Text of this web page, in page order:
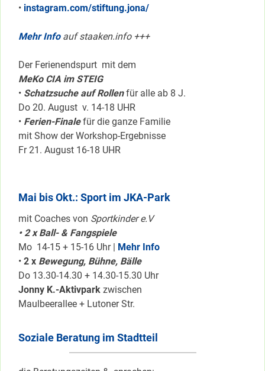
• instagram.com/stiftung.jona/
Mehr Infoauf staaken.info +++
Der Ferienendspurt mit dem
MeKo CIA im STEIG
• Schatzsuche auf Rollenfür alle ab 8 J.
Do 20. August v. 14-18 UHR
• Ferien-Finalefür die ganze Familie
mit Show der Workshop-Ergebnisse
Fr 21. August 16-18 UHR
Mai bis Okt.: Sport im JKA-Park
mit Coaches von Sportkinder e.V
• 2 x Ball- & Fangspiele
Mo 14-15 + 15-16 Uhr | Mehr Info
• 2 x Bewegung, Bühne, Bälle
Do 13.30-14.30 + 14.30-15.30 Uhr
Jonny K.-Aktivpark zwischen
Maulbeerallee + Lutoner Str.
Soziale Beratung im Stadtteil